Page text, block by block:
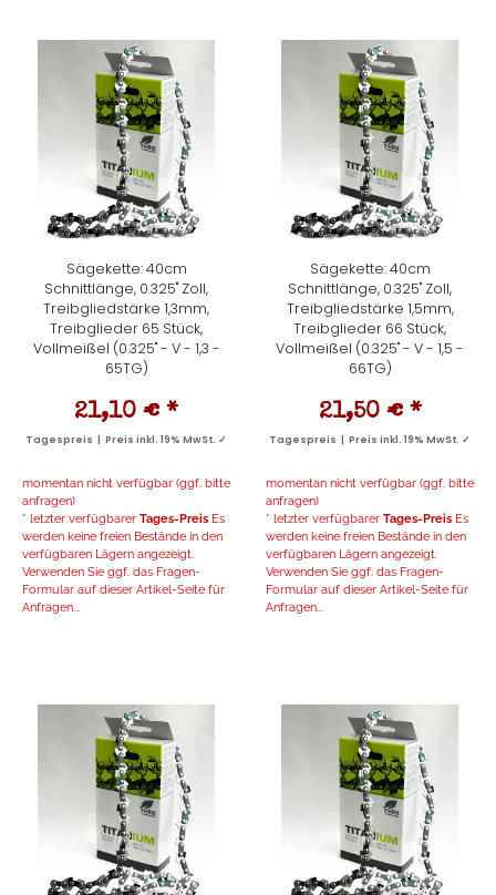
Sägekette: 40cm
Schnittlänge, 0.325" Zoll,
Treibgliedstärke 1,3mm,
Treibglieder 65 Stück,
Vollmeißel (0.325" - V - 1,3 -
65TG)
21,10 € *
Tagespreis | Preis inkl. 19% MwSt. ✓
momentan nicht verfügbar (ggf. bitte
anfragen)
* letzter verfügbarer Tages-Preis Es
werden keine freien Bestände in den
verfügbaren Lägern angezeigt.
Verwenden Sie ggf. das Fragen-
Formular auf dieser Artikel-Seite für
Anfragen...
Sägekette: 40cm
Schnittlänge, 0.325" Zoll,
Treibgliedstärke 1,5mm,
Treibglieder 66 Stück,
Vollmeißel (0.325" - V - 1,5 -
66TG)
21,50 € *
Tagespreis | Preis inkl. 19% MwSt. ✓
momentan nicht verfügbar (ggf. bitte
anfragen)
* letzter verfügbarer Tages-Preis Es
werden keine freien Bestände in den
verfügbaren Lägern angezeigt.
Verwenden Sie ggf. das Fragen-
Formular auf dieser Artikel-Seite für
Anfragen...